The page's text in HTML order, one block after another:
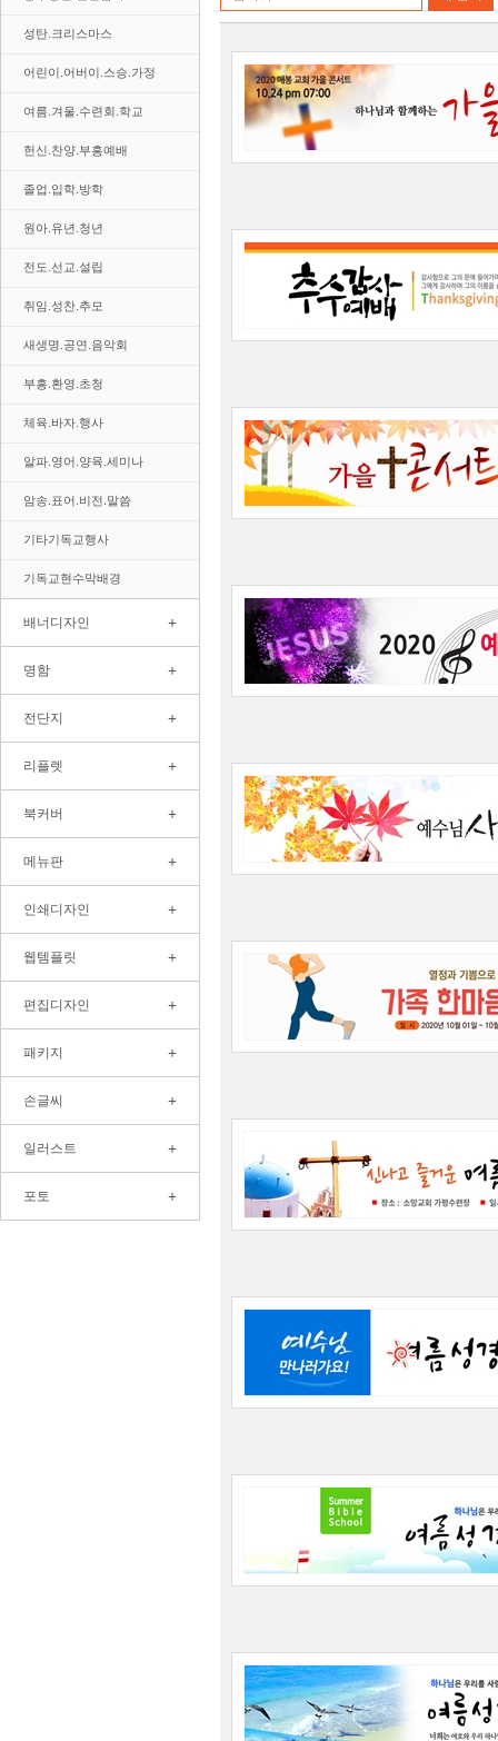
성탄.크리스마스
어린이.어버이.스승.가정
여름.겨울.수련회.학교
헌신.찬양.부흥예배
졸업.입학.방학
원아.유년.청년
전도.선교.설립
취임.성찬.추모
새생명.공연.음악회
부흥.환영.초청
체육.바자.행사
알파.영어.양육.세미나
암송.표어.비전.말씀
기타기독교행사
기독교현수막배경
배너디자인 +
명함 +
전단지 +
리플렛 +
북커버 +
메뉴판 +
인쇄디자인 +
웹템플릿 +
편집디자인 +
패키지 +
손글씨 +
일러스트 +
포토 +